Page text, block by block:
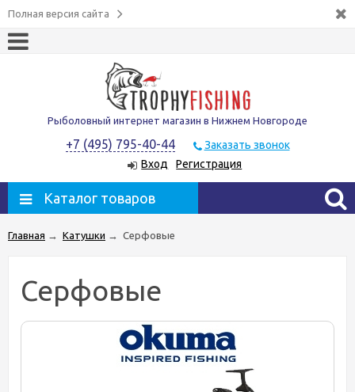
Полная версия сайта
Рыболовный интернет магазин в Нижнем Новгороде
+7 (495) 795-40-44
Заказать звонок
Вход
Регистрация
Каталог товаров
Главная → Катушки → Серфовые
Серфовые